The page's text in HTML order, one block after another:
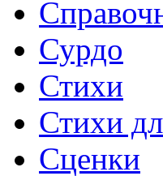
Сурдо
Стихи
Стихи
Сценки